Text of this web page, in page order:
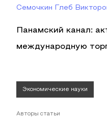
Семочкин Глеб
Панамский канал:
международную
Экономические науки
Авторы статьи